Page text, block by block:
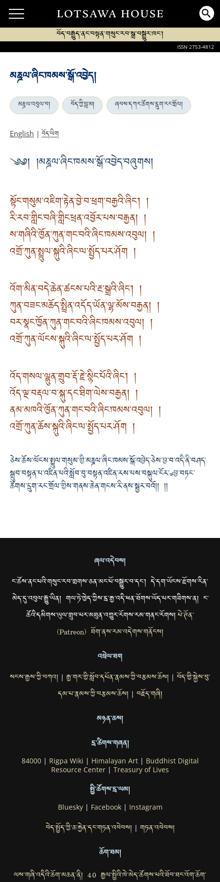
བོད་བརྒྱུད་ནང་བསྟན་གསུང་རབ་སྒྲ་བསྒྱུར་ཁང་།
ISSN 2753-4812
མཎྜལ་ཞིང་ཁམས་སྒོ་འབྱེད།
མཎྜལ་འབུལ་བ། བོད་ཀྱི་བླ་མ། ཞབས་དཀར་ཚོགས་དྲུག་རང་གྲོལ།
English | བོད་ཡིག
༄༅། །མཎྜལ་ཞིང་ཁམས་སྒོ་འབྱེད་བཞུགས།
སྟོང་གསུམ་འཇིག་རྟེན་བྱེ་བ་ཕྲག་བརྒྱའི་ཞིང་། །
རི་རབ་གླིང་བཞི་གླིང་ཕྲན་འབྱོར་པས་བརྒྱན། །
ས་གཞིའི་ཁྱོན་ཀུན་གང་བའི་ཞིང་ཁམས་འབུལ། །
འགྲོ་ཀུན་སྤྲུལ་སྐུའི་ཞིང་ལ་སྤྱོད་པར་ཤོག །
འོག་མིན་བདེ་ཆེན་ཚངས་པའི་རྔ་སྒྲའི་ཞིང་། །
ཀུན་བཟང་མཆོད་སྤྲིན་འདོད་ཡོན་ལྷ་མོས་བརྒྱན། །
བར་སྣང་ཁྱོན་ཀུན་གང་བའི་ཞིང་ཁམས་འབུལ། །
འགྲོ་ཀུན་ལོངས་སྐུའི་ཞིང་ལ་སྤྱོད་པར་ཤོག །
འོད་གསལ་ལྷུན་གྲུབ་རྡོ་རྗེ་སྙིང་པོའི་ཞིང་། །
འོད་ལྔ་བརྡལ་བ་སྐུ་དང་ཐིག་ལེས་བརྒྱན། །
ནམ་མཁའི་ཁྱོན་ཀུན་གང་བའི་ཞིང་ཁམས་འབུལ། །
འགྲོ་ཀུན་ཆོས་སྐུའི་ཞིང་ལ་སྤྱོད་པར་ཤོག །
ཅེས་ཆོས་ལོངས་སྤྲུལ་གསུམ་གྱི་མཎྜལ་ཞིང་ཁམས་སྒོ་འབྱེད་ཅེས་བྱ་བ་འདི་ནི་བཤད་
སྒྲུབ་བསྟན་པ་འཛིན་པའི་སློབ་བུ་བསྟན་འཛིན་རས་པས་བསྐུལ་ངོར་༧བྱ་བཏང་
ཚོགས་དྲུག་རང་གྲོལ་གྱིས་གནས་ཆེན་གངས་རི་ནས་སྦྱར་བའོ།། །།
ཞལ་འདེབས།
ང་ཚོས་ནང་པའི་གསུང་རབ་གྲགས་ཅན་མང་པོ་བསྒྱུར་བ་དང་། དེ་དག་ཡོངས་རྫོགས་རིན་
མེད་དུ་འབུལ་རྒྱུ་ཡིན། གལ་ཏེ་ཁྱེད་ཀྱིས་དྲ་རྒྱ་འདི་ཕན་ཐོགས་ཡོད་པར་གཟིགས་ན། ང་
ཚོའི་དམིགས་ཡུལ་གྲུབ་པར་མཐུན་འགྱུར་རོགས་རམ་གནང་རོགས།པེ་ཊོན་
(Patreon) ཐོག་ནས་རམ་འདེགས་གནོངས།
འབྲེལ་ཐག
སངས་རྒྱས་ཀྱི་བཀའ། | རྒྱ་གར་གྱི་སློབ་དཔོན་རྣམས་ཀྱི་བརྩམས་ཆོས། | བོད་གྱི་སྐྱེས་བུ་
དམ་པ་རྣམས་ཀྱི་བརྩམས་ཆོས། | བརྗོད་གཞི།
མཉན་ཆས།
དྲ་ཚིགས་གཞན།
84000| Rigpa Wiki | Himalayan Art| Buddhist Digital
Resource Center | Treasury of Lives
སྤྱི་ཚོགས་དྲ་ལམ།
Bluesky| Facebook| Instagram
བེད་སྤྱོད་ཀྱི་ཆ་རྐྱེན་དང་གཏན་འབེབས། | གཏན་འབེབས།
ཆོག་ཐམ།
ལས་གཞི་འདིའི་ཆོག་མཆན་ནི། 4.0 རྒྱལ་སྤྱིའི་ཁེ་མེད་ཚོགས་པའི་ཐོབ་ཐང་འོག་ཆོག་